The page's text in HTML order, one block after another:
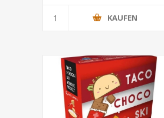
KAUFEN